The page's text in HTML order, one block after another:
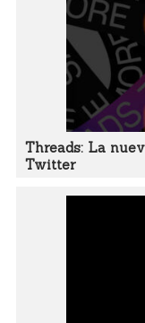
Threads: La
Twitter